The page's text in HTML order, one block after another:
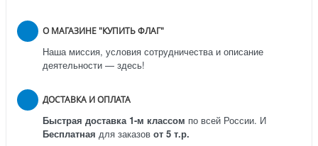
О МАГАЗИНЕ "КУПИТЬ ФЛАГ"
Наша миссия, условия сотрудничества и описание
деятельности — здесь!
ДОСТАВКА И ОПЛАТА
Быстрая доставка 1-м классом по всей России. И
Бесплатная для заказов от 5 т.р.